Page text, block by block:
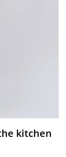
kitchen